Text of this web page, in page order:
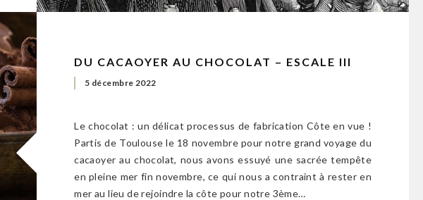
DU CACAOYER AU CHOCOLAT – ESCALE III
5 décembre 2022
Le chocolat : un délicat processus de fabrication Côte en vue !
Partis de Toulouse le 18 novembre pour notre grand voyage du
cacaoyer au chocolat, nous avons essuyé une sacrée tempête
en pleine mer fin novembre, ce qui nous a contraint à rester en
mer au lieu de rejoindre la côte pour notre 3ème…